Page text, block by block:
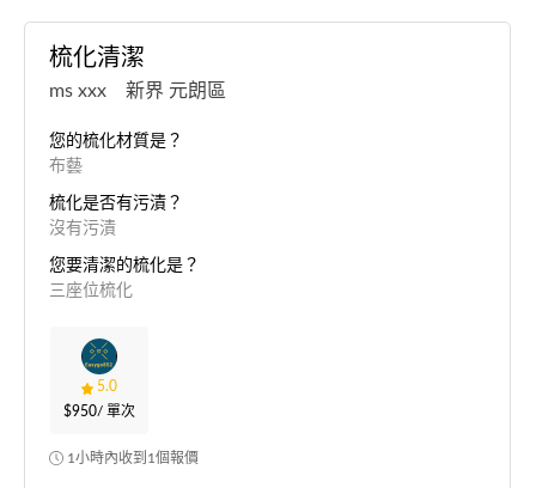
梳化清潔
ms xxx 新界 元朗區
您的梳化材質是？
布藝
梳化是否有污漬？
沒有污漬
您要清潔的梳化是？
三座位梳化
5.0
$950/ 單次
1小時內收到1個報價